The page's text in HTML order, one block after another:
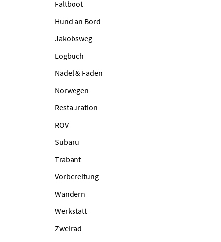
Faltboot
Hund an Bord
Jakobsweg
Logbuch
Nadel & Faden
Norwegen
Restauration
ROV
Subaru
Trabant
Vorbereitung
Wandern
Werkstatt
Zweirad